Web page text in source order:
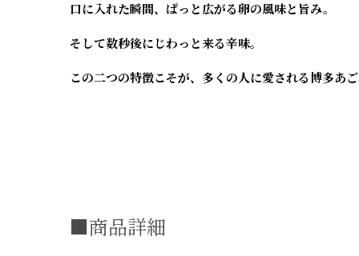
口に入れた瞬間、ぱっと広がる卵の風味と旨み。
そして数秒後にじわっと来る辛味。
この二つの特徴こそが、多くの人に愛される博多あ
■商品詳細